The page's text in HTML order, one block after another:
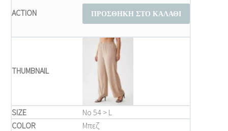
ΠΡΟΣΘΉΚΗ ΣΤΟ ΚΑΛΆΘΙ
Νο 54 > L
Μπεζ